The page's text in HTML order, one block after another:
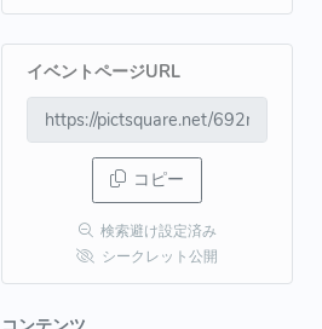
イベントページURL
コピー
検索避け設定済み
シークレット公開